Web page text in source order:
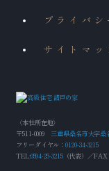
〈本社所在地〉
〒511-0009 三重県桑名市大字桑
フリーダイヤル：0120-34-3215
TEL:0594-25-3215（代表）／FAX
プライバシ
サイトマッ